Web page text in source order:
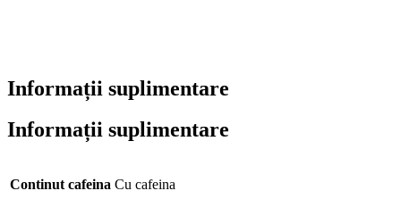
Informații suplimentare
Informații suplimentare
Continut cafeina Cu cafeina